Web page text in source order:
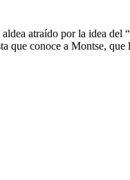
atraído por la idea
que conoce a Montse,